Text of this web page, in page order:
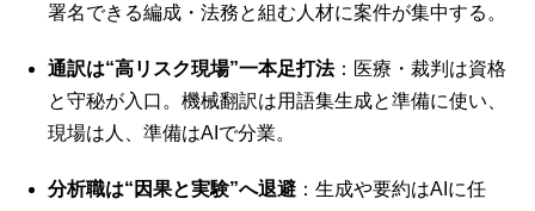
署名できる編成・法務と組む人材に案件が集中する。
通訳は“高リスク現場”一本足打法：医療・裁判は資格
と守秘が入口。機械翻訳は用語集生成と準備に使い、
現場は人、準備はAIで分業。
分析職は“因果と実験”へ退避 ：生成や要約はAIに任